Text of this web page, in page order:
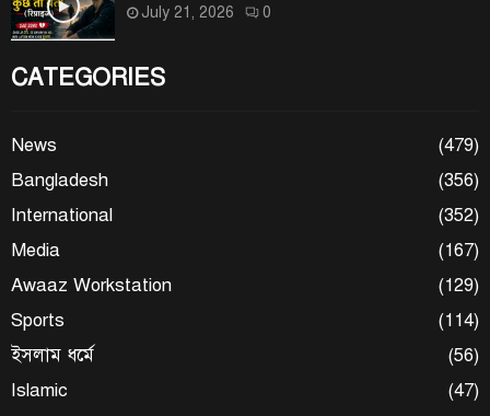
July 21, 2026 0
CATEGORIES
News
(479)
Bangladesh
(356)
International
(352)
Media
(167)
Awaaz Workstation
(129)
Sports
(114)
ইসলাম ধর্মে
(56)
Islamic
(47)